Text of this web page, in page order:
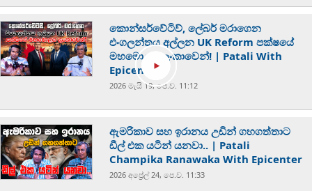
කොන්සර්වේටිව්, ලේබර් මරාගෙන
එංගලන්තය අල්ලන UK Reform පක්ෂයේ
මහමොළය ලංකාවෙන්! | Patali With
Epicenter
2026 මැයි 19, පෙ.ව. 11:12
ඇමරිකාව සහ ඉරානය උඩින් ගහගත්තාට
ඩීල් එක යටින් යනවා.. | Patali
Champika Ranawaka With Epicenter
2026 අප්‍රේල් 24, පෙ.ව. 11:33